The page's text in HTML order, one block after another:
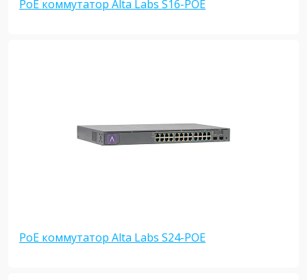
PoE коммутатор Alta Labs S16-POE
PoE коммутатор Alta Labs S24-POE